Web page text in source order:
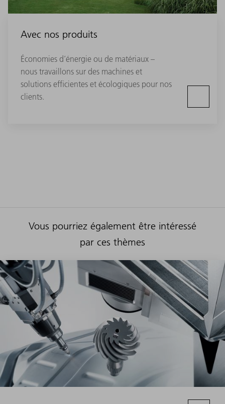
Avec nos produits
Économies d’énergie ou de matériaux –
nous travaillons sur des machines et
solutions efficientes et écologiques pour nos
clients.
Vous pourriez également être intéressé
par ces thèmes